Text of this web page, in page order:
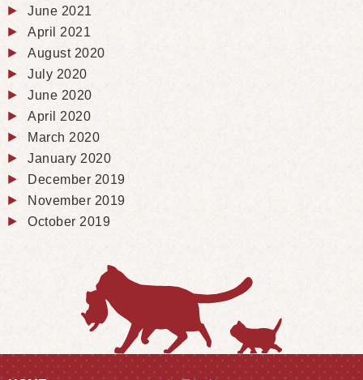
June 2021
April 2021
August 2020
July 2020
June 2020
April 2020
March 2020
January 2020
December 2019
November 2019
October 2019